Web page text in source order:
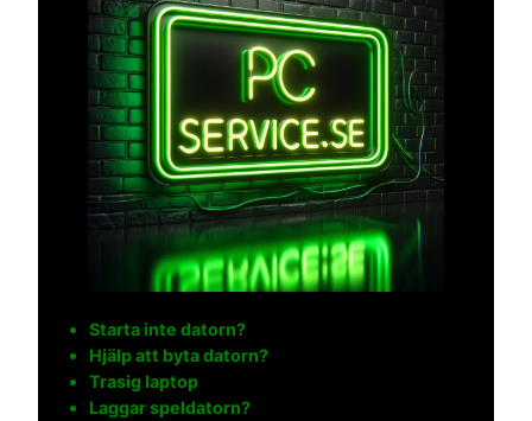
Starta inte datorn?
Hjälp att byta datorn?
Trasig laptop
Laggar speldatorn?